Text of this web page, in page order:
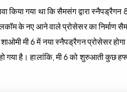
किया गया था कि सैमसंग द्वारा
के नए आने वाले प्रोसेसर का निर्माण
मी 6 में नया स्नैपड्रैगन प्रोसेसर
गया है। हालांकि, मी 6 को शुरुआती कुछ